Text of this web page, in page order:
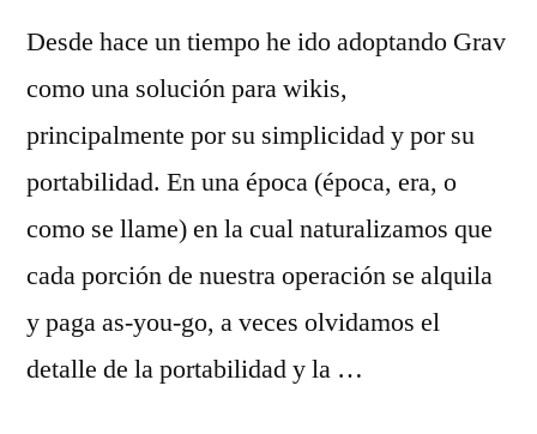
Desde hace un tiempo he ido adoptando Grav
como una solución para wikis,
principalmente por su simplicidad y por su
portabilidad. En una época (época, era, o
como se llame) en la cual naturalizamos que
cada porción de nuestra operación se alquila
y paga as-you-go, a veces olvidamos el
detalle de la portabilidad y la …